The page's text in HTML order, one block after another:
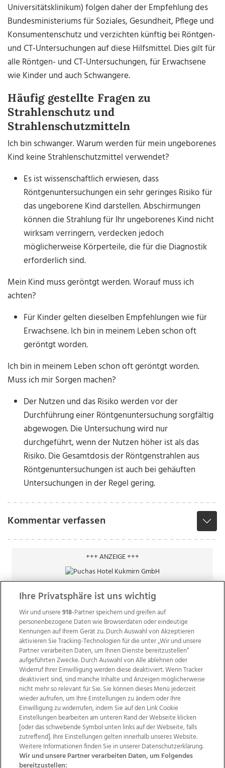
Universitätsklinikum) folgen daher der Empfehlung des
Bundesministeriums für Soziales, Gesundheit, Pflege und
Konsumentenschutz und verzichten künftig bei Röntgen-
und CT-Untersuchungen auf diese Hilfsmittel. Dies gilt für
alle Röntgen- und CT-Untersuchungen, für Erwachsene
wie Kinder und auch Schwangere.
Häufig gestellte Fragen zu
Strahlenschutz und
Strahlenschutzmitteln
Ich bin schwanger. Warum werden für mein ungeborenes
Kind keine Strahlenschutzmittel verwendet?
Es ist wissenschaftlich erwiesen, dass
Röntgenuntersuchungen ein sehr geringes Risiko für
das ungeborene Kind darstellen. Abschirmungen
können die Strahlung für Ihr ungeborenes Kind nicht
wirksam verringern, verdecken jedoch
möglicherweise Körperteile, die für die Diagnostik
erforderlich sind.
Mein Kind muss geröntgt werden. Worauf muss ich
achten?
Für Kinder gelten dieselben Empfehlungen wie für
Erwachsene. Ich bin in meinem Leben schon oft
geröntgt worden.
Ich bin in meinem Leben schon oft geröntgt worden.
Muss ich mir Sorgen machen?
Der Nutzen und das Risiko werden vor der
Durchführung einer Röntgenuntersuchung sorgfältig
abgewogen. Die Untersuchung wird nur
durchgeführt, wenn der Nutzen höher ist als das
Risiko. Die Gesamtdosis der Röntgenstrahlen aus
Röntgenuntersuchungen ist auch bei gehäuften
Untersuchungen in der Regel gering.
Kommentar verfassen
+++ ANZEIGE +++
Wir über uns Mediadaten Kontakt
Jobs
Datenschutz
Impressum
AGB Anzeigekunden
AGB Website
Ehrenkodex Politische Werbung
Ihre Privatsphäre ist uns wichtig
Wir und unsere918-Partner speichern und greifen auf
personenbezogene Daten wie Browserdaten oder eindeutige
Kennungen auf Ihrem Gerät zu. Durch Auswahl von Akzeptieren
aktivieren Sie Tracking-Technologien für die unter „Wir und unsere
Partner verarbeiten Daten, um Ihnen Dienste bereitzustellen“
aufgeführten Zwecke. Durch Auswahl von Alle ablehnen oder
Widerruf Ihrer Einwilligung werden diese deaktiviert. Wenn Tracker
deaktiviert sind, sind manche Inhalte und Anzeigen möglicherweise
nicht mehr so relevant für Sie. Sie können dieses Menü jederzeit
wieder aufrufen, um Ihre Einstellungen zu ändern oder Ihre
Einwilligung zu widerrufen, indem Sie auf den Link Cookie
Einstellungen bearbeiten am unteren Rand der Webseite klicken
[oder das schwebende Symbol unten links auf der Webseite, falls
zutreffend]. Ihre Einstellungen gelten innerhalb unseres Website.
Weitere Informationen finden Sie in unserer Datenschutzerklärung.
Wir und unsere Partner verarbeiten Daten, um Folgendes